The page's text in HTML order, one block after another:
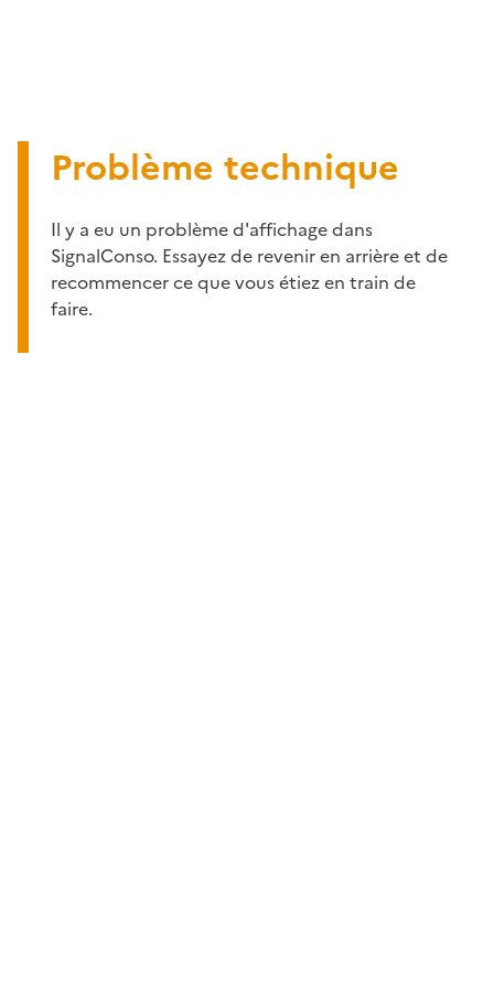
Problème technique
Il y a eu un problème d'affichage dans
SignalConso. Essayez de revenir en arrière et de
recommencer ce que vous étiez en train de
faire.